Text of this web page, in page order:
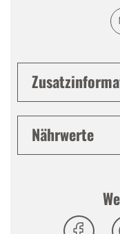
Feine Noten von
Pfeffernoten
Tasting Notes
Aromen
Nährwerte